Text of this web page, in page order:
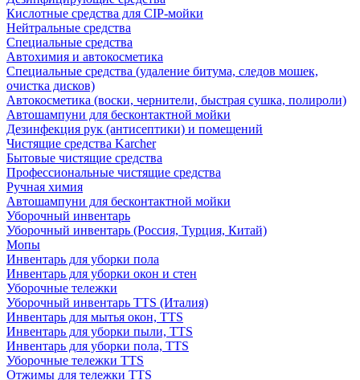
Кислотные средства для CIP-мойки
Нейтральные средства
Специальные средства
Автохимия и автокосметика
Специальные средства (удаление битума, следов мошек,
очистка дисков)
Автокосметика (воски, чернители, быстрая сушка, полироли)
Автошампуни для бесконтактной мойки
Дезинфекция рук (антисептики) и помещений
Чистящие средства Karcher
Бытовые чистящие средства
Профессиональные чистящие средства
Ручная химия
Автошампуни для бесконтактной мойки
Уборочный инвентарь
Уборочный инвентарь (Россия, Турция, Китай)
Мопы
Инвентарь для уборки пола
Инвентарь для уборки окон и стен
Уборочные тележки
Уборочный инвентарь TTS (Италия)
Инвентарь для мытья окон, TTS
Инвентарь для уборки пыли, TTS
Инвентарь для уборки пола, TTS
Уборочные тележки TTS
Отжимы для тележки TTS